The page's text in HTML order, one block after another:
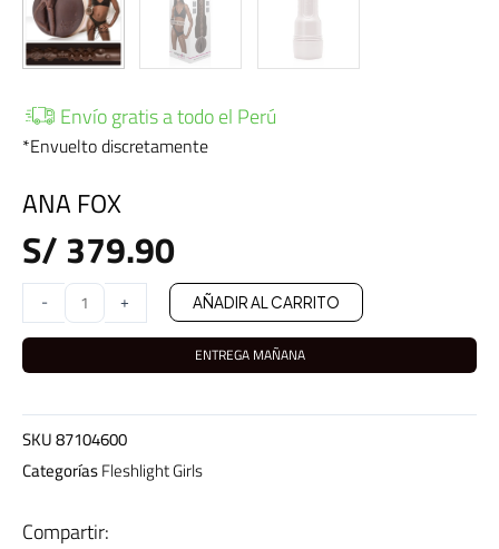
Envío gratis a todo el Perú
*Envuelto discretamente
ANA FOX
S/379.90
-
FOX
cantidad
+ AÑADIR AL CARRITO
ENTREGA MAÑANA
SKU87104600
CategoríasFleshlight Girls
Compartir: